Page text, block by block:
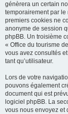
génèrera un certain
temporairement par
premiers cookies ne
anonyme de session
phpBB. Un troisième
« Office du tourisme
vous avez consultés
tant qu’utilisateur.
Lors de votre
pouvons également
document qui est
logiciel phpBB. La
vous nous envoyez